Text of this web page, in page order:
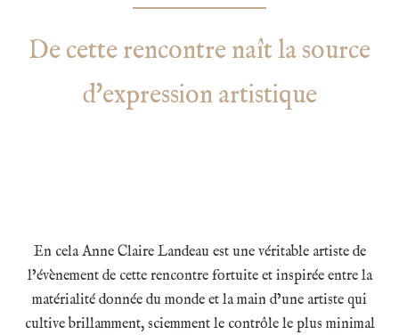
De cette rencontre naît la source
d'expression artistique
En cela Anne Claire Landeau est une véritable artiste de
l’évènement de cette rencontre fortuite et inspirée entre la
matérialité donnée du monde et la main d’une artiste qui
cultive brillamment, sciemment le contrôle le plus minimal